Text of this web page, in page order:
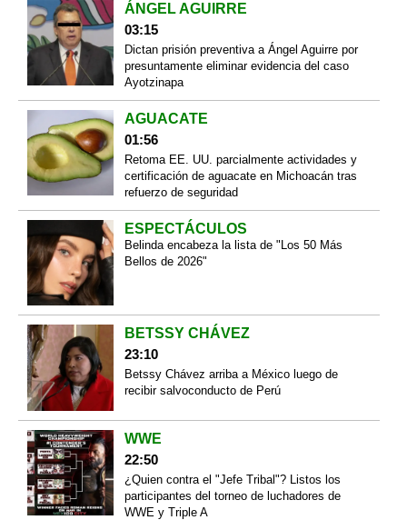
ÁNGEL AGUIRRE
03:15
Dictan prisión preventiva a Ángel Aguirre por
presuntamente eliminar evidencia del caso
Ayotzinapa
AGUACATE
01:56
Retoma EE. UU. parcialmente actividades y
certificación de aguacate en Michoacán tras
refuerzo de seguridad
ESPECTÁCULOS
Belinda encabeza la lista de "Los 50 Más
Bellos de 2026"
BETSSY CHÁVEZ
23:10
Betssy Chávez arriba a México luego de
recibir salvoconducto de Perú
WWE
22:50
¿Quien contra el "Jefe Tribal"? Listos los
participantes del torneo de luchadores de
WWE y Triple A